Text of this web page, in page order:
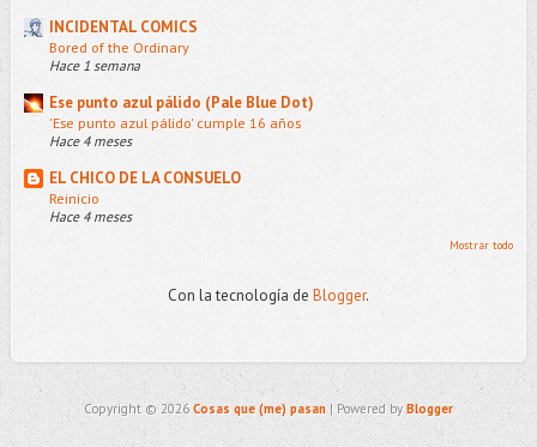
INCIDENTAL COMICS
Bored of the Ordinary
Hace 1 semana
Ese punto azul pálido (Pale Blue Dot)
'Ese punto azul pálido' cumple 16 años
Hace 4 meses
EL CHICO DE LA CONSUELO
Reinicio
Hace 4 meses
Mostrar todo
Con la tecnología de Blogger.
Copyright © 2026Cosas que (me) pasan | Powered by Blogger